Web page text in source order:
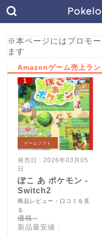
※本ページにはプロモ
ます
Amazonゲーム売上ラ
ゲームソフト
発売日 : 2026年03月05
日
ぽこ あ ポケモン -
Switch2
商品レビュー・口コミを見
る
価格 :
新品最安値 :